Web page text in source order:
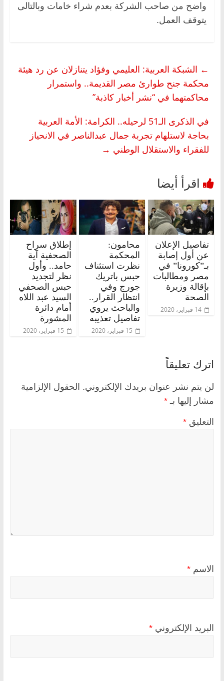
واضح من صاحب الشركة بعدم شراء خامات وبالتالى
يتوقف العمل.
← الشبكة العربية: العليمي وفؤاد يتنازلان عن رد هيئة
محكمة جنح طوارئ مصر القديمة.. واستمرار
محاكمتهما في “نشر أخبار كاذبة”
في الذكرى الـ51 لرحيله.. الكرامة: الأمة العربية
بحاجة لاستلهام تجربة جمال عبدالناصر في الانحياز
للفقراء والاستقلال الوطني →
تفاصيل الإعلان
عن أول إصابة
بـ”كورونا” في
مصر ومطالبات
بإقالة وزيرة
الصحة
14 فبراير، 2020
محامون:
المحكمة
نظرت استئناف
حبس باتريك
جورج وفي
انتظار القرار..
والباحث يروي
تفاصيل تعذيبه
15 فبراير، 2020
إطلاق سراح
الصحفية آية
حامد.. وأول
نظر لتجديد
حبس الصحفي
السيد عبد اللاه
أمام دائرة
المشورة
15 فبراير، 2020
اترك تعليقاً
لن يتم نشر عنوان بريدك الإلكتروني. الحقول الإلزامية
مشار إليها بـ *
التعليق *
الاسم *
البريد الإلكتروني *